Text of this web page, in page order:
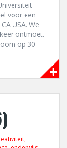
voor een
USA. We
ontmoet.
op 30
,